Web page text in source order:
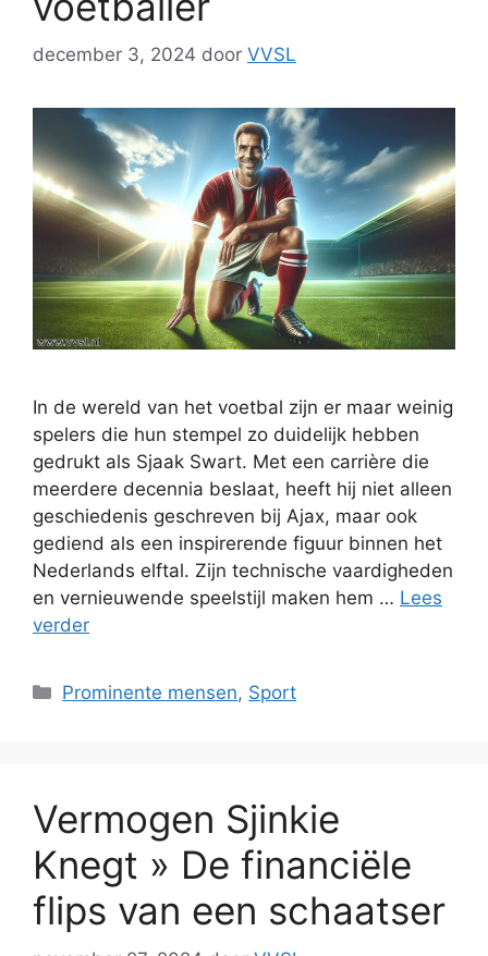
december 3, 2024 door VVSL
In de wereld van het voetbal zijn er maar weinig
spelers die hun stempel zo duidelijk hebben
gedrukt als Sjaak Swart. Met een carrière die
meerdere decennia beslaat, heeft hij niet alleen
geschiedenis geschreven bij Ajax, maar ook
gediend als een inspirerende figuur binnen het
Nederlands elftal. Zijn technische vaardigheden
en vernieuwende speelstijl maken hem … Lees
verder
Categorieën
Prominente mensen, Sport
Vermogen Sjinkie
Knegt » De financiële
flips van een schaatser